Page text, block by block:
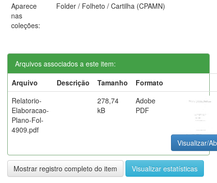
Aparece
nas
coleções:
Folder / Folheto / Cartilha (CPAMN)
Arquivos associados a este item:
Arquivo
Descrição Tamanho
Formato
Relatorio-
Elaboracao-
Plano-Fol-
4909.pdf
278,74
kB
Adobe
PDF
Visualizar/
Mostrar registro completo do item Visualizar estatísticas